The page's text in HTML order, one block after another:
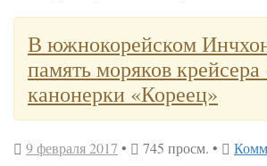
В южнокорейском
память моряков
канонерки «Кореец»
9 февраля 2017 • 745 просм. •